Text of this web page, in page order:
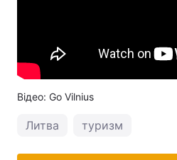
Відео: Go Vilnius
Литва туризм